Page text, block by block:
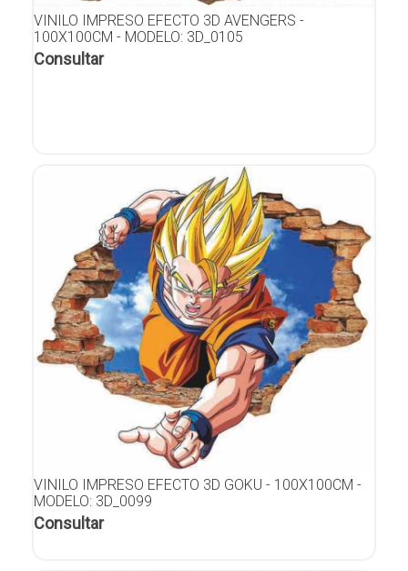
VINILO IMPRESO EFECTO 3D AVENGERS -
100X100CM - MODELO: 3D_0105
Consultar
VINILO IMPRESO EFECTO 3D GOKU - 100X100CM -
MODELO: 3D_0099
Consultar